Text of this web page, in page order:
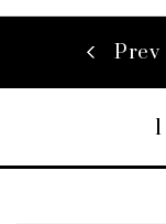
Prev
1